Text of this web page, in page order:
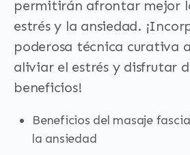
permitirán afrontar mejor
estrés y la ansiedad.
poderosa técnica curativa
aliviar el estrés y disfrutar
beneficios!
Beneficios del masaje
la ansiedad